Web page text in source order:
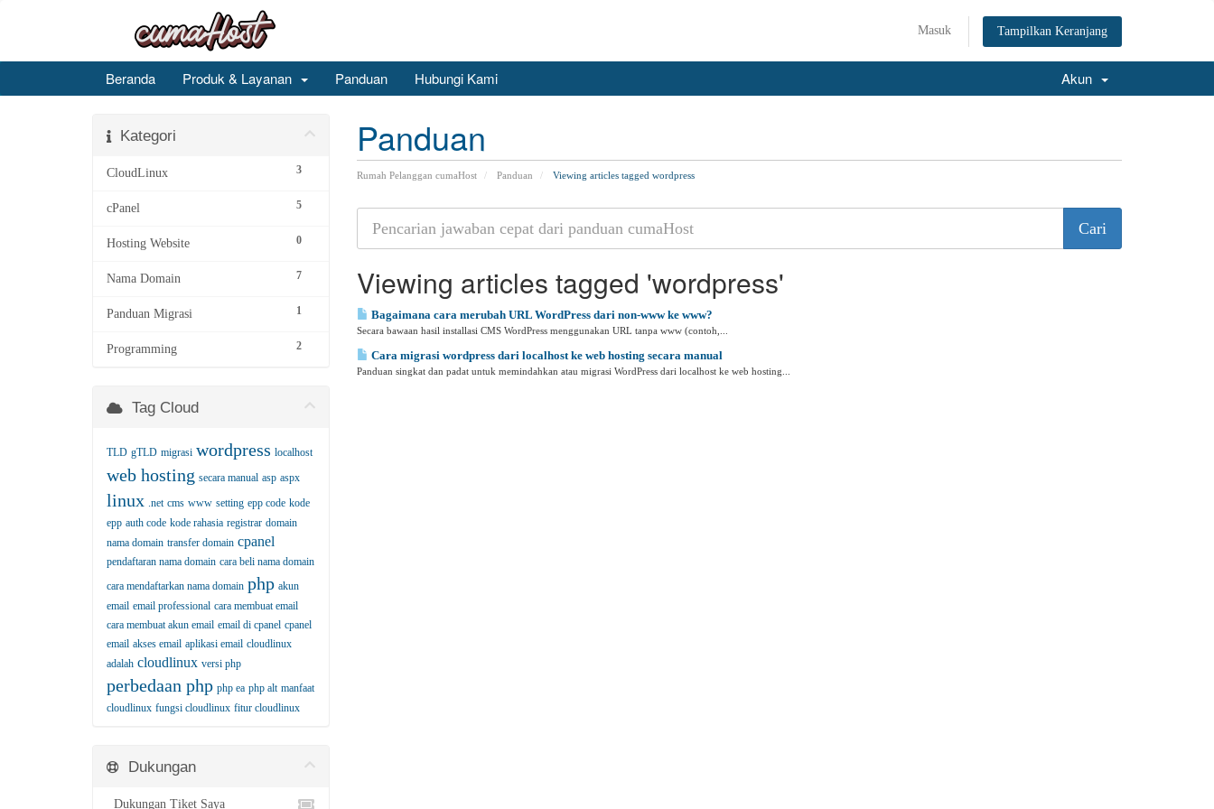
Masuk Tampilkan Keranjang
Beranda Produk & Layanan Panduan Hubungi Kami Akun
Panduan
Rumah Pelanggan cumaHost Panduan Viewing articles tagged wordpress
Kategori
3
CloudLinux
5
cPanel
0
Hosting Website
7
Nama Domain
1
Panduan Migrasi
2
Programming
Viewing articles tagged 'wordpress'
Bagaimana cara merubah URL WordPress dari non-www ke www?
Secara bawaan hasil installasi CMS WordPress menggunakan URL tanpa www (contoh,...
Cara migrasi wordpress dari localhost ke web hosting secara manual
Panduan singkat dan padat untuk memindahkan atau migrasi WordPress dari localhost ke web hosting...
Tag Cloud
TLD gTLD migrasi wordpress localhost
web hosting secara manual asp aspx
linux .net cms www setting epp code kode
epp auth code kode rahasia registrar domain
nama domain transfer domain cpanel
pendaftaran nama domain cara beli nama domain
cara mendaftarkan nama domain php akun
email email professional cara membuat email
cara membuat akun email email di cpanel cpanel
email akses email aplikasi email cloudlinux
adalah cloudlinux versi php
perbedaan php php ea php alt manfaat
cloudlinux fungsi cloudlinux fitur cloudlinux
Dukungan
Dukungan Tiket Saya